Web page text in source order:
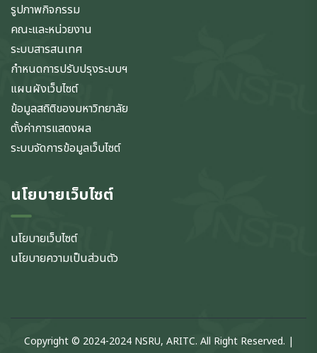
รูปภาพกิจกรรม
คณะและหน่วยงาน
ระบบสารสนเทศ
กำหนดการปรับปรุงระบบฯ
แผนผังเว็บไซต์
ข้อมูลสถิติของมหาวิทยาลัย
ตั้งค่าการแสดงผล
ระบบจัดการข้อมูลเว็บไซต์
นโยบายเว็บไซต์
นโยบายเว็บไซต์
นโยบายความเป็นส่วนตัว
Copyright © 2024-2024 NSRU, ARITC. All Right Reserved. |